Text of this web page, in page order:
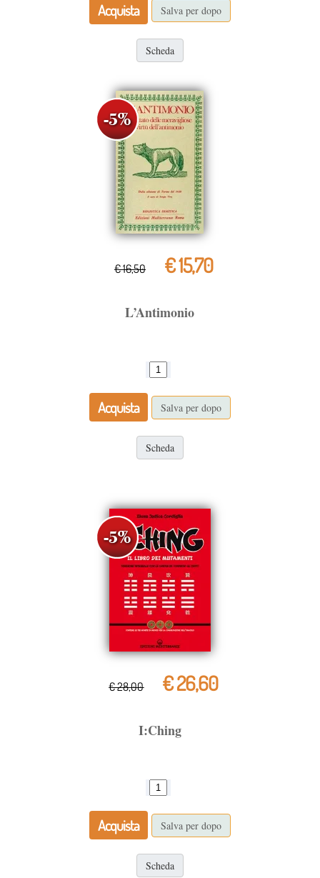
Acquista Salva per dopo
Scheda
€ 16,50 € 15,70
L’Antimonio
Acquista Salva per dopo
Scheda
€ 28,00 € 26,60
I:Ching
Acquista Salva per dopo
Scheda